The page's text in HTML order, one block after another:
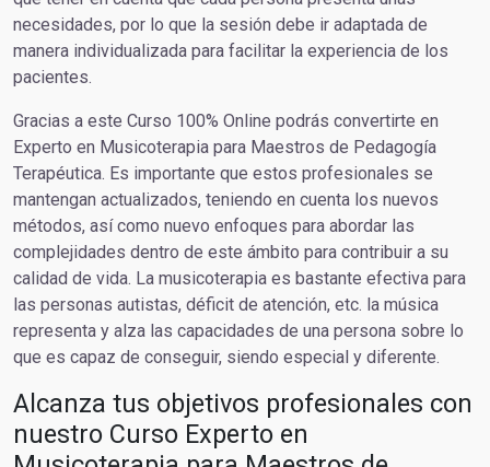
necesidades, por lo que la sesión debe ir adaptada de
manera individualizada para facilitar la experiencia de los
pacientes.
Gracias a este Curso 100% Online podrás convertirte en
Experto en Musicoterapia para Maestros de Pedagogía
Terapéutica. Es importante que estos profesionales se
mantengan actualizados, teniendo en cuenta los nuevos
métodos, así como nuevo enfoques para abordar las
complejidades dentro de este ámbito para contribuir a su
calidad de vida. La musicoterapia es bastante efectiva para
las personas autistas, déficit de atención, etc. la música
representa y alza las capacidades de una persona sobre lo
que es capaz de conseguir, siendo especial y diferente.
Alcanza tus objetivos profesionales con
nuestro Curso Experto en